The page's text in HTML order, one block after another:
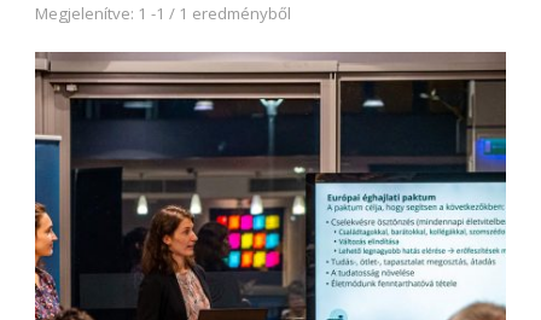
Megjelenítve: 1 -1 / 1 eredményből